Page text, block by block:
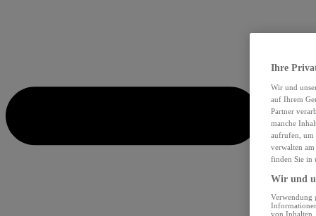
Ihre
Wir und
auf Ihrem
Partner
manche
aufrufen, um
verwalten
finden Sie in
Wir und
Verwendung
von Inhalten,